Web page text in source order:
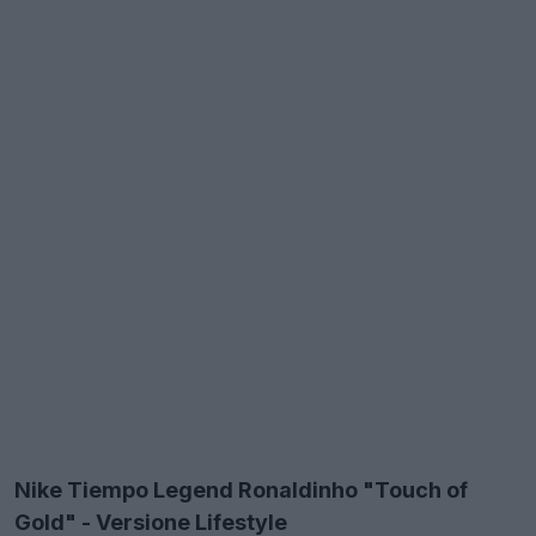
Nike Tiempo Legend Ronaldinho "Touch of
Gold" - Versione Lifestyle